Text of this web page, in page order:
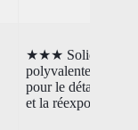
★★★ Solide
polyvalente
pour le détail
et la réexport